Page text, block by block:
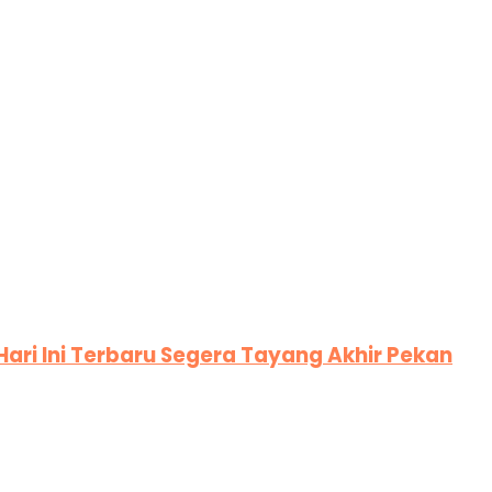
Ini Terbaru Segera Tayang Akhir Pekan